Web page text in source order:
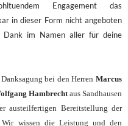
Engagement das
in dieser Form nicht angeboten
Dank im Namen aller für deine
bei den Herren Marcus
Hambrechtaus Sandhausen
austeilfertigen Bereitstellung der
Wir wissen die Leistung und den